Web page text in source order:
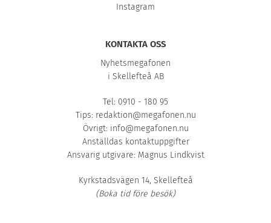
Instagram
KONTAKTA OSS
Nyhetsmegafonen
i Skellefteå AB
Tel: 0910 - 180 95
Tips: redaktion@megafonen.nu
Övrigt: info@megafonen.nu
Anställdas kontaktuppgifter
Ansvarig utgivare: Magnus Lindkvist
Kyrkstadsvägen 14, Skellefteå
(Boka tid före besök)